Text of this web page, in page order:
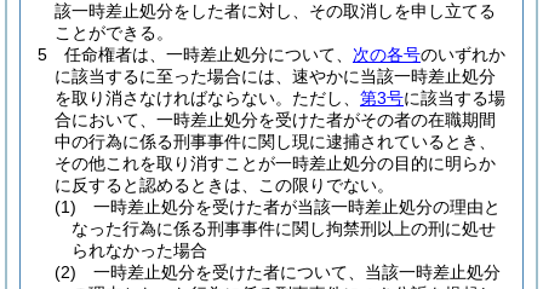
該一時差止処分をした者に対し、その取消しを申し立てる
ことができる。
5
任命権者は、一時差止処分について、 次の各号のいずれか
に該当するに至った場合には、速やかに当該一時差止処分
を取り消さなければならない。 ただし、 第3号に該当する場
合において、一時差止処分を受けた者がその者の在職期間
中の行為に係る刑事事件に関し現に逮捕されているとき、
その他これを取り消すことが一時差止処分の目的に明らか
に反すると認めるときは、この限りでない。
(1)
一時差止処分を受けた者が当該一時差止処分の理由と
なった行為に係る刑事事件に関し拘禁刑以上の刑に処せ
られなかった場合
(2)
一時差止処分を受けた者について、当該一時差止処分